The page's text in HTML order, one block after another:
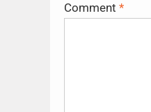
Comment *